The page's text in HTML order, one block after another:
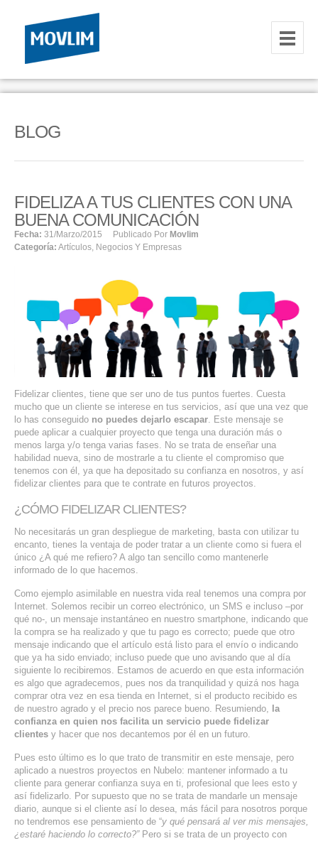
INICIO
HOSTING
HOSTING
RESELLER
SERVIDORES VPS WINDOWS
SERVIDORES DEDICADOS
AGENCIA DIGITAL
PAGINAS WEB PARA NEGOCIOS
PAGINA WEB CON MANEJADOR DE CONTENIDOS
PAGINA WEB CON CATÁLOGO DE PRODUCTOS
PAGINAS WEB A MEDIDA
SISTEMAS PARA NEGOCIOS Y EMPRESAS
MARKETING DIGITAL
EMAIL MARKETING
SERVICIOS DE TI
ASESORÍA TECNOLÓGICA
TRANSFORMACIÓN DIGITAL
PORTAFOLIO
BLOG
CONTACTO
BLOG
FIDELIZA A TUS CLIENTES CON UNA
BUENA COMUNICACIÓN
Fecha: 31/marzo/2015 Publicado Por Movlim
Categoría: Artículos, Negocios Y Empresas
Fidelizar clientes, tiene que ser uno de tus puntos fuertes. Cuesta
mucho que un cliente se interese en tus servicios, así que una vez que
lo has conseguido no puedes dejarlo escapar. Este mensaje se
puede aplicar a cualquier proyecto que tenga una duración más o
menos larga y/o tenga varias fases. No se trata de enseñar una
habilidad nueva, sino de mostrarle a tu cliente el compromiso que
tenemos con él, ya que ha depositado su confianza en nosotros, y así
fidelizar clientes para que te contrate en futuros proyectos.
¿CÓMO FIDELIZAR CLIENTES?
No necesitarás un gran despliegue de marketing, basta con utilizar tu
encanto, tienes la ventaja de poder tratar a un cliente como si fuera el
único ¿A qué me refiero? A algo tan sencillo como mantenerle
informado de lo que hacemos.
Como ejemplo asimilable en nuestra vida real tenemos una compra por
Internet. Solemos recibir un correo electrónico, un SMS e incluso –por
qué no-, un mensaje instantáneo en nuestro smartphone, indicando que
la compra se ha realizado y que tu pago es correcto; puede que otro
mensaje indicando que el artículo está listo para el envío o indicando
que ya ha sido enviado; incluso puede que uno avisando que al día
siguiente lo recibiremos. Estamos de acuerdo en que esta información
es algo que agradecemos, pues nos da tranquilidad y quizá nos haga
comprar otra vez en esa tienda en Internet, si el producto recibido es
de nuestro agrado y el precio nos parece bueno. Resumiendo, la
confianza en quien nos facilita un servicio puede fidelizar
clientes y hacer que nos decantemos por él en un futuro.
Pues esto último es lo que trato de transmitir en este mensaje, pero
aplicado a nuestros proyectos en Nubelo: mantener informado a tu
cliente para generar confianza suya en ti, profesional que lees esto y
así fidelizarlo. Por supuesto que no se trata de mandarle un mensaje
diario, aunque si el cliente así lo desea, más fácil para nosotros porque
no tendremos ese pensamiento de “y qué pensará al ver mis mensajes,
¿estaré haciendo lo correcto?”Pero si se trata de un proyecto con